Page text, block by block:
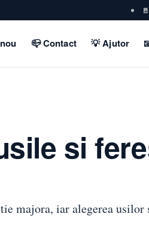
📪 Contact 💡 Ajutor
si
majora, iar alegerea